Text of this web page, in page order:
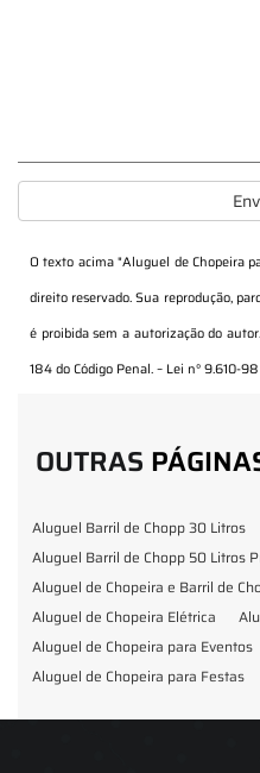
O texto acima "Aluguel de Chopeira
direito reservado. Sua reprodução,
é proibida sem a autorização do
184 do Código Penal. – Lei n° 9.610-
OUTRAS
Aluguel Barril de Chopp 30 Litros
Aluguel Barril de Chopp 50 Litros
Aluguel de Chopeira e Barril de
Aluguel de Chopeira Elétrica
Aluguel de Chopeira para Eventos
Aluguel de Chopeira para Festas